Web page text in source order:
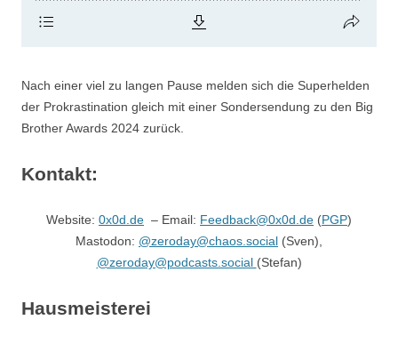
Nach einer viel zu langen Pause melden sich die Superhelden
der Prokrastination gleich mit einer Sondersendung zu den Big
Brother Awards 2024 zurück.
Kontakt:
Website: 0x0d.de – Email: Feedback@0x0d.de (PGP)
Mastodon: @zeroday@chaos.social (Sven),
@zeroday@podcasts.social (Stefan)
Hausmeisterei